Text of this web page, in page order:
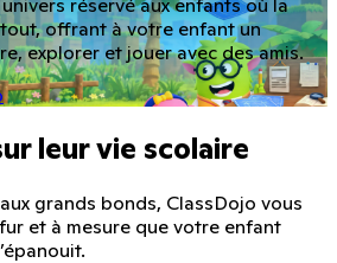
offrant à votre enfant un
explorer et jouer avec des amis.
leur vie scolaire
grands bonds, ClassDojo vous
et à mesure que votre enfant